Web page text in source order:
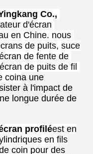
Co.,
d'écran
en Chine. nous
de puits, suce
de fente de
de puits de fil
coina une
à l'impact de
longue durée de
profiléest en
en fils
coin pour des